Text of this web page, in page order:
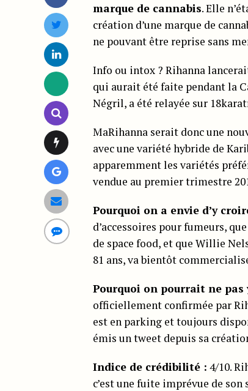
marque de cannabis. Elle
création d’une marque de
ne pouvant être reprise sans
Info ou intox ? Rihanna
qui aurait été faite pendant la
Négril, a été relayée sur
MaRihanna serait donc une
avec une variété hybride de
apparemment les variétés
vendue au premier trimestre
Pourquoi on a envie d’y
d’accessoires pour fumeurs, que
de space food, et que Willie
81 ans, va bientôt
Pourquoi on pourrait ne pas
officiellement confirmée par
est en parking et toujours
émis un tweet depuis sa
Indice de crédibilité : 4/10.
c’est une fuite imprévue de